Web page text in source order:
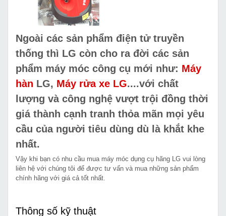
Ngoài các sản phẩm điện tử truyền
thống thì LG còn cho ra đời các sản
phẩm máy móc công cụ mới như: Máy
hàn LG, Máy rửa xe LG....với chất
lượng và công nghệ vượt trội đồng thời
giá thành cạnh tranh thỏa mãn mọi yêu
cầu của người tiêu dùng dù là khắt khe
nhất.
Vậy khi bạn có nhu cầu mua máy móc dụng cụ hãng LG vui lòng
liên hệ với chúng tôi để được tư vấn và mua những sản phẩm
chính hãng với giá cả tốt nhất.
Thông số kỹ thuật